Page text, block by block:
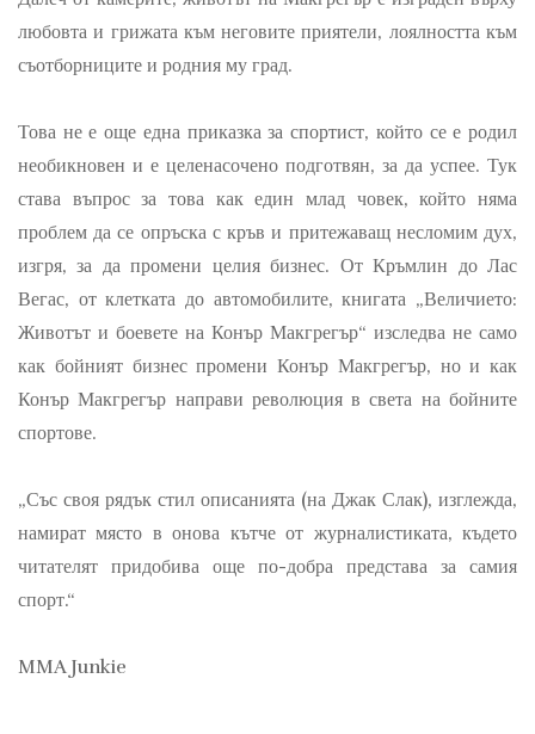
любовта и грижата към неговите приятели, лоялността към
съотборниците и родния му град.
Това не е още една приказка за спортист, който се е родил
необикновен и е целенасочено подготвян, за да успее. Тук
става въпрос за това как един млад човек, който няма
проблем да се опръска с кръв и притежаващ несломим дух,
изгря, за да промени целия бизнес. От Кръмлин до Лас
Вегас, от клетката до автомобилите, книгата „Величието:
Животът и боевете на Конър Макгрегър“ изследва не само
как бойният бизнес промени Конър Макгрегър, но и как
Конър Макгрегър направи революция в света на бойните
спортове.
„Със своя рядък стил описанията (на Джак Слак), изглежда,
намират място в онова кътче от журналистиката, където
читателят придобива още по-добра представа за самия
спорт.“
MMA Junkie